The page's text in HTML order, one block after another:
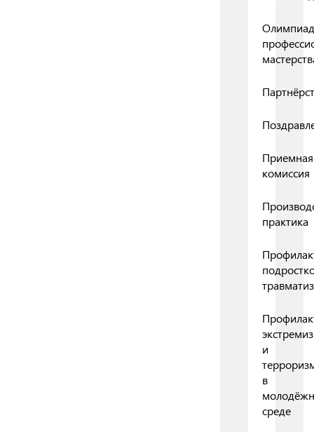
Приемная
комиссия
практика
и
в
среде